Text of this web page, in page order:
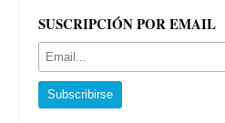
SUSCRIPCIÓN POR EMAIL